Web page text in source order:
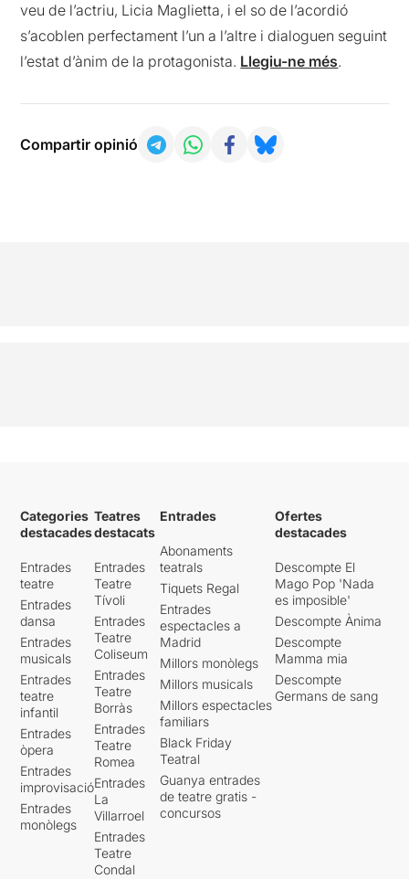
veu de l’actriu, Licia Maglietta, i el so de l’acordió
s’acoblen perfectament l’un a l’altre i dialoguen seguint
l’estat d’ànim de la protagonista. Llegiu-ne més.
Compartir opinió
Categories
destacades
Entrades
teatre
Entrades
dansa
Entrades
musicals
Entrades
teatre
infantil
Entrades
òpera
Entrades
improvisació
Entrades
monòlegs
Teatres
destacats
Entrades
Teatre
Tívoli
Entrades
Teatre
Coliseum
Entrades
Teatre
Borràs
Entrades
Teatre
Romea
Entrades
La
Villarroel
Entrades
Teatre
Condal
Entrades
Abonaments
teatrals
Tiquets Regal
Entrades
espectacles a
Madrid
Millors monòlegs
Millors musicals
Millors espectacles
familiars
Black Friday
Teatral
Guanya entrades
de teatre gratis -
concursos
Ofertes
destacades
Descompte El
Mago Pop 'Nada
es imposible'
Descompte Ànima
Descompte
Mamma mia
Descompte
Germans de sang